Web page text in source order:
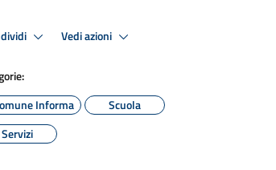
Vedi azioni
Informa
Scuola
Servizi